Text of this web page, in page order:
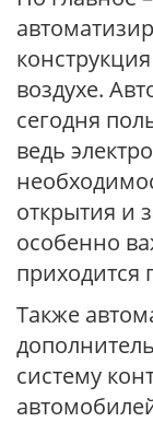
воздухе.
сегодня
ведь
открытия и
особенно
приходится
Также
систему